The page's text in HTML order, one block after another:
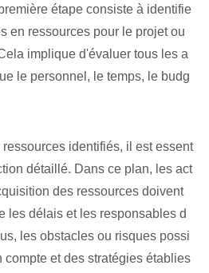
étape consiste à identifie
en ressources pour le projet ou
implique d'évaluer tous les a
le personnel, le temps, le budg
identifiés, il est essent
détaillé. Dans ce plan, les act
des ressources doivent
les délais et les responsables d
les obstacles ou risques possi
compte et des stratégies établies